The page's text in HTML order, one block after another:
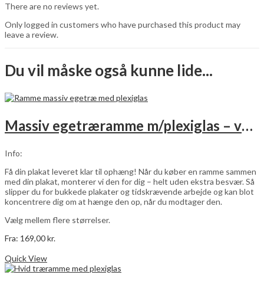
There are no reviews yet.
Only logged in customers who have purchased this product may
leave a review.
Du vil måske også kunne lide...
Massiv egetræramme m/plexiglas – vælg størrelse
Info:
Få din plakat leveret klar til ophæng! Når du køber en ramme sammen
med din plakat, monterer vi den for dig – helt uden ekstra besvær. Så
slipper du for bukkede plakater og tidskrævende arbejde og kan blot
koncentrere dig om at hænge den op, når du modtager den.
Vælg mellem flere størrelser.
Fra: 169,00kr.
har
Quick View